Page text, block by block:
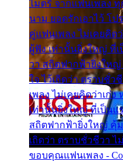
ไมตรี จากแฟนเพลง
นาม ยอดรักเอาไว้ โป
คู่แฟนเพลง ไม่เคยคิด
ผู้ฟัง เท่านั้นยิ่งใหญ่ ที่
วา สถิตฟากฟ้ายิ่งให
ใจ ไว้เถิดว่า ตราบชั่
เพลง ไม่เคยคิดว่าเก่
เท่านั้นยิ่งใหญ่ ที่เป็นแ
สถิตฟากฟ้ายิ่งใหญ่ คุ้ม
เถิดว่า ตราบชั่วชีวา ไ
ขอบคุณแฟนเพลง -